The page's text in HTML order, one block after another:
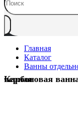
Главная
Каталог
Ванны
Карбоновая ванна ABBER Karbon AK9001-1.7 черная